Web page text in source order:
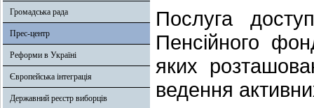
Громадська рада
Прес-центр
Реформи в Україні
Європейська інтеграція
Державний реєстр виборців
Послуга
Пенсійного
яких
ведення